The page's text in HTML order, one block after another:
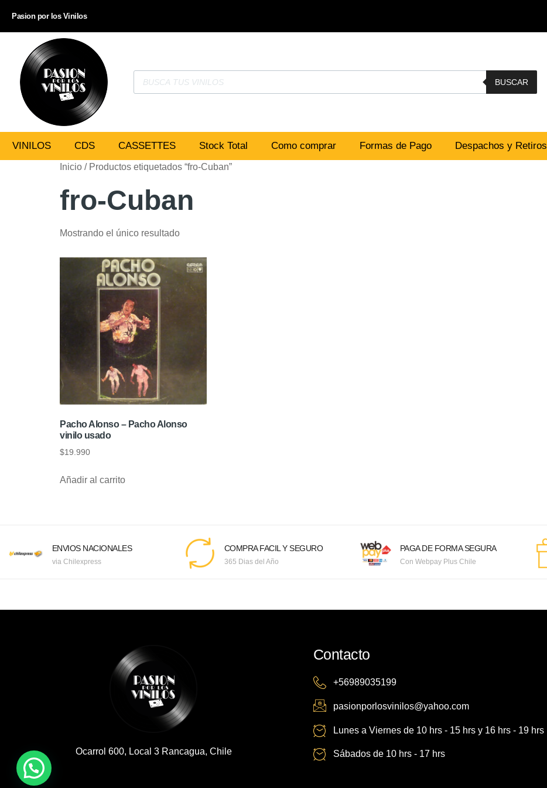
Pasion por los Vinilos
BUSCAR
VINILOS CDS CASSETTES Stock Total Como comprar Formas de Pago Despachos y Retiros
Inicio / Productos etiquetados “fro-Cuban”
fro-Cuban
Mostrando el único resultado
Pacho Alonso – Pacho Alonso
vinilo usado
$19.990
Añadir al carrito
ENVIOS NACIONALES
via Chilexpress
COMPRA FACIL Y SEGURO
365 Dias del Año
PAGA DE FORMA SEGURA
Con Webpay Plus Chile
Ocarrol 600, Local 3 Rancagua, Chile
Contacto
+56989035199
pasionporlosvinilos@yahoo.com
Lunes a Viernes de 10 hrs - 15 hrs y 16 hrs - 19 hrs
Sábados de 10 hrs - 17 hrs